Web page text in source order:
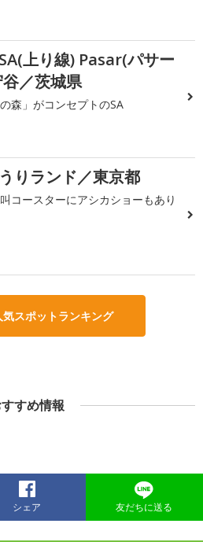
上り線) Pasar(パサー
／茨城県
の森」がコンセプトのSA
りランド／東京都
コースターにアシカショーもあり
スポットランキング
すめ情報
シェア 友だちに送る